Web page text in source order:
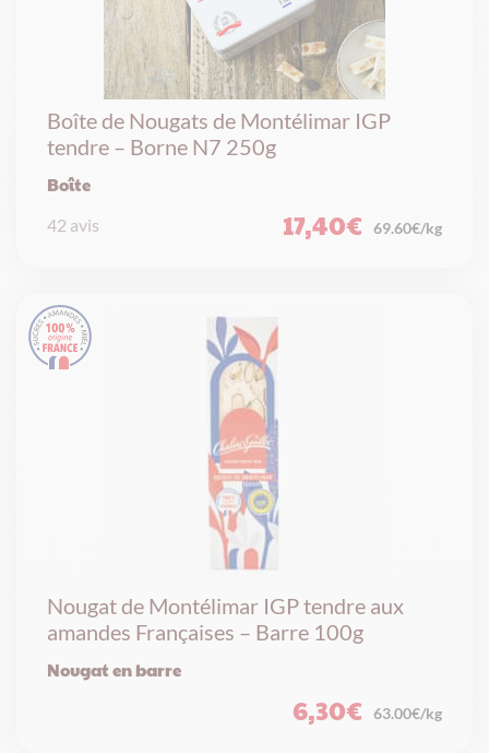
Boîte de Nougats de Montélimar IGP
tendre – Borne N7 250g
Boîte
17,40€ 69.60€/kg
42 avis
Nougat de Montélimar IGP tendre aux
amandes Françaises – Barre 100g
Nougat en barre
6,30€ 63.00€/kg